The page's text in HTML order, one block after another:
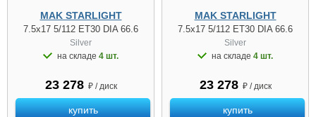
MAK STARLIGHT
7.5x17 5/112 ET30 DIA 66.6
Silver
на складе 4 шт.
23 278 ₽ / диск
купить
MAK STARLIGHT
7.5x17 5/112 ET30 DIA 66.6
Silver
на складе 4 шт.
23 278 ₽ / диск
купить